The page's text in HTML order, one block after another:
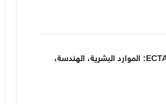
وظائف شاغرة لدى ECTAS: الموارد البشرية، الهندسة،